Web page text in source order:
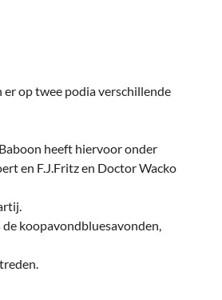
(Ver) Bouw & Onderhoud
er op twee podia verschillende
heeft hiervoor onder
en F.J.Fritz en Doctor Wacko
koopavondbluesavonden,